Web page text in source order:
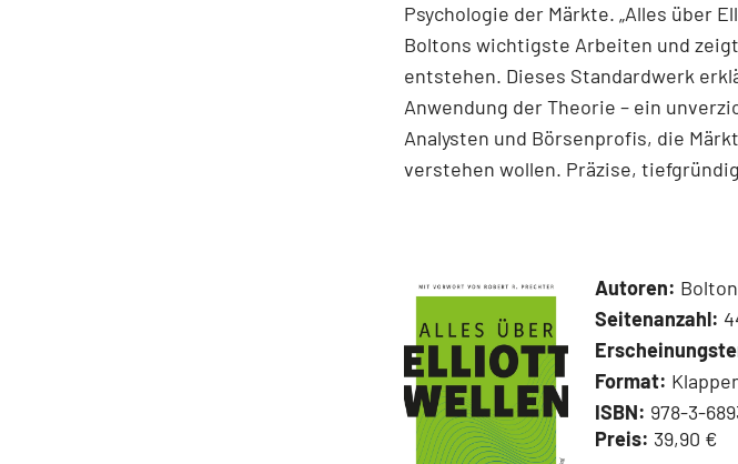
Psychologie der Märkte. „Alles über
Boltons wichtigste Arbeiten und
entstehen. Dieses Standardwerk
Anwendung der Theorie – ein
Analysten und Börsenprofis, die
verstehen wollen. Präzise,
Autoren:
Seitenanzahl:
Format:
ISBN: 978-3-
Preis: 39,90 €